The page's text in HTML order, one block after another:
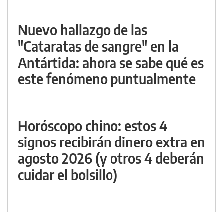
Nuevo hallazgo de las
"Cataratas de sangre" en la
Antártida: ahora se sabe qué es
este fenómeno puntualmente
Horóscopo chino: estos 4
signos recibirán dinero extra en
agosto 2026 (y otros 4 deberán
cuidar el bolsillo)